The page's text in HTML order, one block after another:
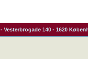
- Vesterbrogade 140 - 1620